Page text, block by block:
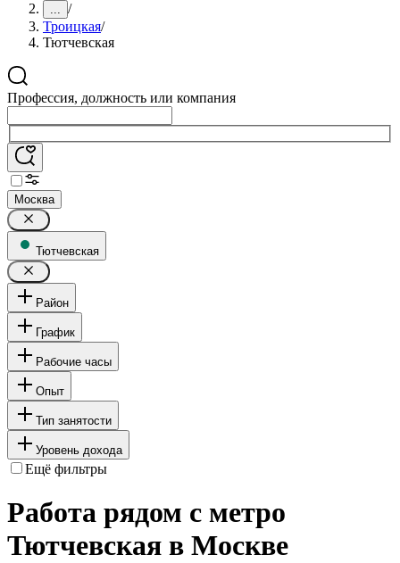
... /
Троицкая/
Тютчевская
Профессия, должность или компания
Москва
Тютчевская
Район
График
Рабочие часы
Опыт
Тип занятости
Уровень дохода
Ещё фильтры
Работа рядом с метро
Тютчевская в Москве